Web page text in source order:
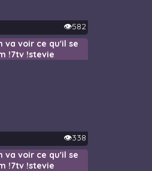
👁️582
va voir ce qu'il se
!7tv !stevie
👁️338
va voir ce qu'il se
!7tv !stevie